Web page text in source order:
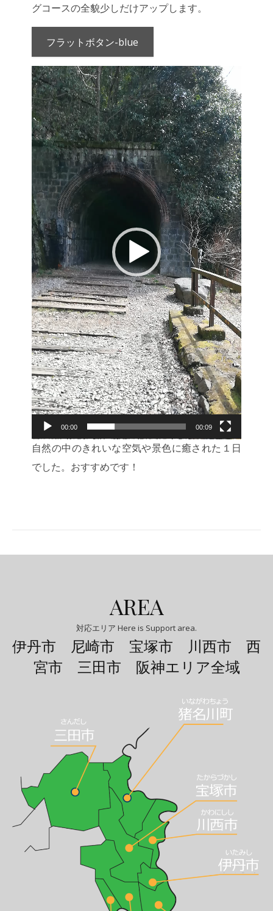
グコースの全貌少しだけアップします。
フラットボタン-blue
動
画
プ
レ
ー
ヤ
ー
00:00 00:09
自然の中のきれいな空気や景色に癒された１日
でした。おすすめです！
AREA
対応エリア Here is Support area.
伊丹市 尼崎市 宝塚市 川西市 西
宮市 三田市 阪神エリア全域